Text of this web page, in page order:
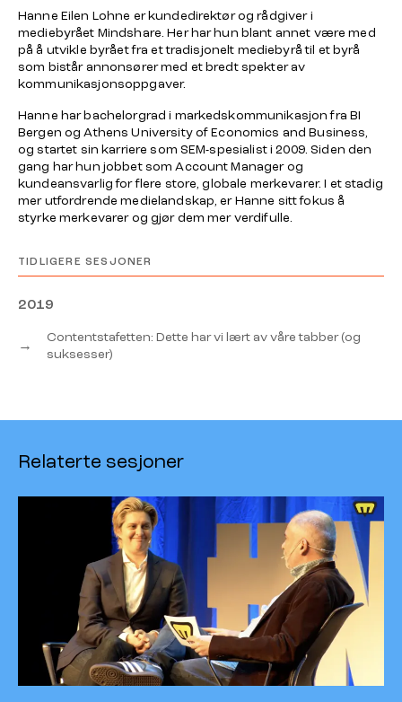
Hanne Eilen Lohne er kundedirektør og rådgiver i
mediebyrået Mindshare. Her har hun blant annet være med
på å utvikle byrået fra et tradisjonelt mediebyrå til et byrå
som bistår annonsører med et bredt spekter av
kommunikasjonsoppgaver.
Hanne har bachelorgrad i markedskommunikasjon fra BI
Bergen og Athens University of Economics and Business,
og startet sin karriere som SEM-spesialist i 2009. Siden den
gang har hun jobbet som Account Manager og
kundeansvarlig for flere store, globale merkevarer. I et stadig
mer utfordrende medielandskap, er Hanne sitt fokus å
styrke merkevarer og gjør dem mer verdifulle.
TIDLIGERE SESJONER
2019
→
Contentstafetten: Dette har vi lært av våre tabber (og
suksesser)
Relaterte sesjoner